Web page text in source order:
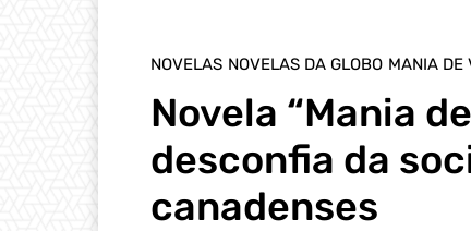
NOVELAS NOVELAS DA GLOBO MANIA DE
Novela “Mania
desconfia da
canadenses